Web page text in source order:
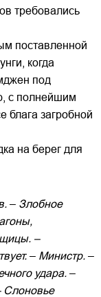
требовались
поставленной
когда
под
с полнейшим
блага загробной
на берег для
– Злобное
–
– Министр. –
удара. –